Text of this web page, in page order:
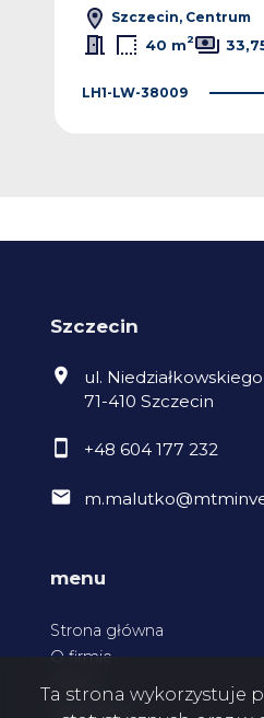
Szczecin, Centrum
40 m2
LH1-LW-38009
Szczecin
ul.
71-410 Szczecin
+48 604 177 232
menu
Strona główna
O firmie
Ta strona wykorzystuje